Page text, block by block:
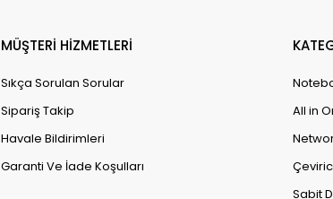
MÜŞTERİ HİZMETLERİ
Sıkça Sorulan Sorular
Sipariş Takip
Havale Bildirimleri
Garanti Ve İade Koşulları
All in
Sabit